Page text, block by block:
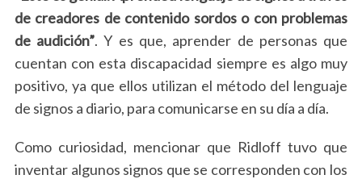
de creadores de contenido sordos o con problemas
de audición”. Y es que, aprender de personas que
cuentan con esta discapacidad siempre es algo muy
positivo, ya que ellos utilizan el método del lenguaje
de signos a diario, para comunicarse en su día a día.
Como curiosidad, mencionar que Ridloff tuvo que
inventar algunos signos que se corresponden con los